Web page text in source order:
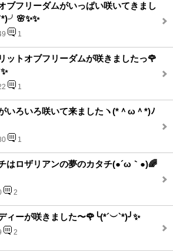
ブフリーダムがいっぱい咲いてきまし
1
トオブフリーダムが咲きましたっ🌹
1
いろいろ咲いて来ましたヽ(*＾ω＾*)ﾉ
1
はロザリアンの夢のカタチ(●´ω｀●)🌈
2
ィーが咲きました〜🌹╰(*´︶`*)╯✨
2